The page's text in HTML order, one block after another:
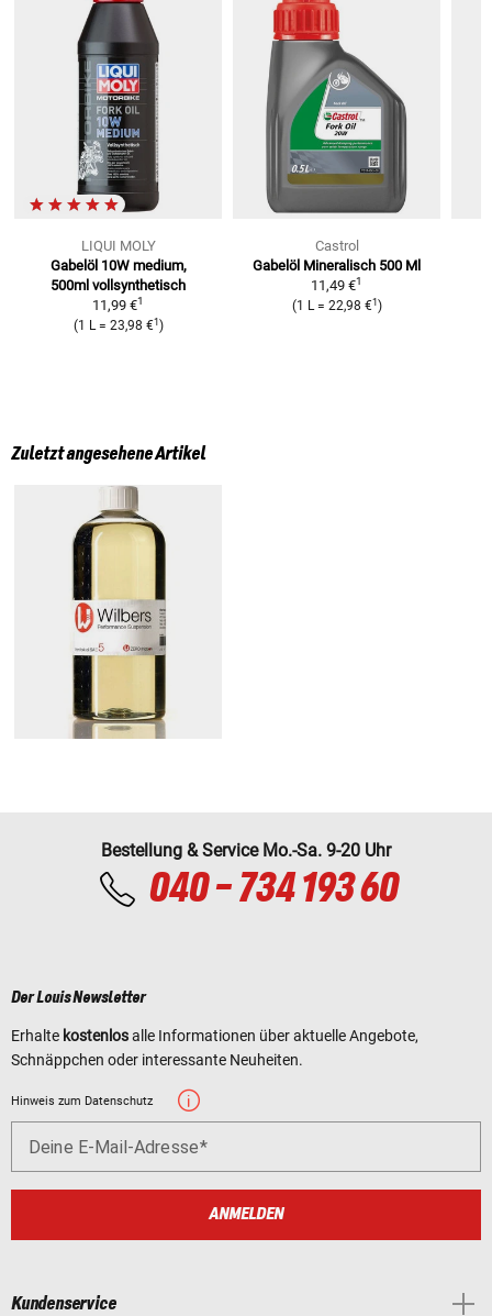
LIQUI MOLY
Gabelöl 10W medium,
500ml vollsynthetisch
11,99 €1
(1 L= 23,98 €1 )
Castrol
Gabelöl Mineralisch 500 Ml
11,49 €1
(1 L= 22,98 €1 )
Zuletzt angesehene Artikel
Bestellung & Service Mo.-Sa. 9-20 Uhr
040 - 734 193 60
Der Louis Newsletter
Erhalte kostenlosalle Informationen über aktuelle Angebote,
Schnäppchen oder interessante Neuheiten.
Hinweis zum Datenschutz
Deine E-Mail-Adresse
ANMELDEN
Kundenservice